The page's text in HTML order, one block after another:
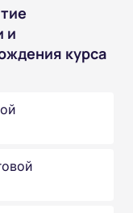
и
курса